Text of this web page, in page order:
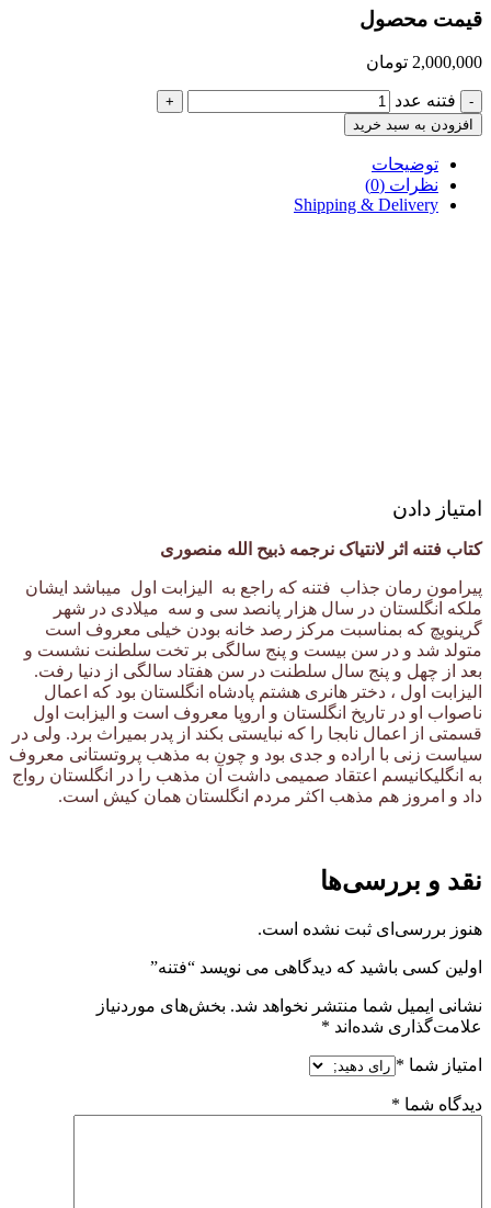
قیمت محصول
2,000,000 تومان
- فتنه عدد
+
افزودن به سبد خرید
توضیحات
نظرات (0)
Shipping & Delivery
امتیاز دادن
کتاب فتنه اثر لانتیاک نرجمه ذبیح الله منصوری
پیرامون رمان جذاب فتنه که راجع به الیزابت اول میباشد ایشان
ملکه انگلستان در سال هزار پانصد سی و سه میلادی در شهر
گرینویچ که بمناسبت مرکز رصد خانه بودن خیلی معروف است
متولد شد و در سن بیست و پنج سالگی بر تخت سلطنت نشست و
بعد از چهل و پنج سال سلطنت در سن هفتاد سالگی از دنیا رفت.
الیزابت اول ، دختر هانری هشتم پادشاه انگلستان بود که اعمال
ناصواب او در تاریخ انگلستان و اروپا معروف است و الیزابت اول
قسمتی از اعمال نابجا را که نبایستی بکند از پدر بمیراث برد. ولی در
سیاست زنی با اراده و جدی بود و چون به مذهب پروتستانی معروف
به انگلیکانیسم اعتقاد صمیمی داشت آن مذهب را در انگلستان رواج
داد و امروز هم مذهب اکثر مردم انگلستان همان کیش است.
نقد و بررسی‌ها
هنوز بررسی‌ای ثبت نشده است.
اولین کسی باشید که دیدگاهی می نویسد “فتنه”
نشانی ایمیل شما منتشر نخواهد شد. بخش‌های موردنیاز
علامت‌گذاری شده‌اند *
امتیاز شما *
دیدگاه شما *